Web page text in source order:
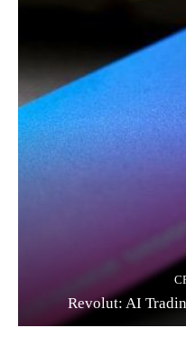
Revolut: AI